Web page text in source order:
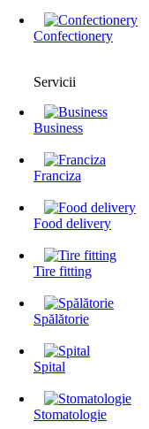
Confectionery
Servicii
Business
Franciza
Food delivery
Tire fitting
Spălătorie
Spital
Stomatologie